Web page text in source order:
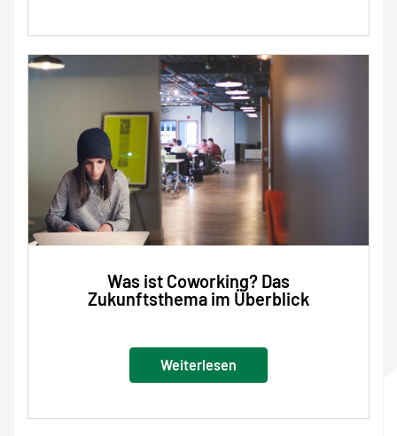
Was ist Coworking? Das
Zukunftsthema im Überblick
Weiterlesen